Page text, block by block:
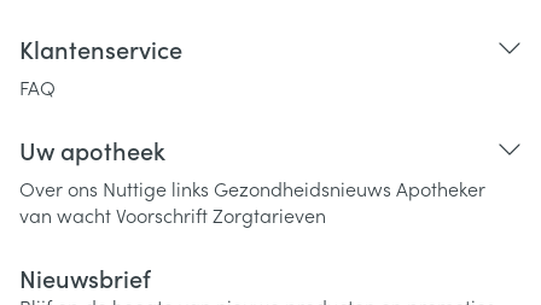
Klantenservice
FAQ
Uw apotheek
Over ons Nuttige links Gezondheidsnieuws Apotheker
van wachtVoorschriftZorgtarieven
Nieuwsbrief